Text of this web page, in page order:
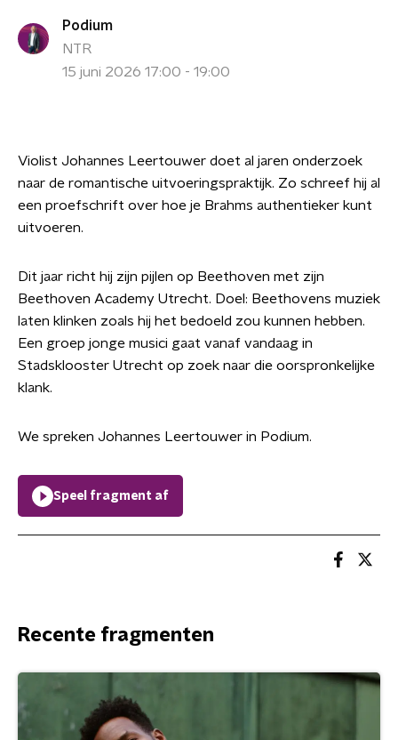
Podium
NTR
15 juni 2026 17:00 - 19:00
Violist Johannes Leertouwer doet al jaren onderzoek
naar de romantische uitvoeringspraktijk. Zo schreef hij al
een proefschrift over hoe je Brahms authentieker kunt
uitvoeren.
Dit jaar richt hij zijn pijlen op Beethoven met zijn
Beethoven Academy Utrecht. Doel: Beethovens muziek
laten klinken zoals hij het bedoeld zou kunnen hebben.
Een groep jonge musici gaat vanaf vandaag in
Stadsklooster Utrecht op zoek naar die oorspronkelijke
klank.
We spreken Johannes Leertouwer in Podium.
Speel fragment af
Recente fragmenten